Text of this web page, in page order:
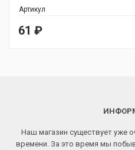
Артикул
61 ₽
Наш магазин существует уже
времени. За это время мы